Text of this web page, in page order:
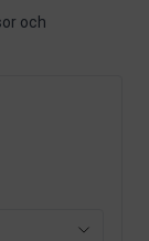
och